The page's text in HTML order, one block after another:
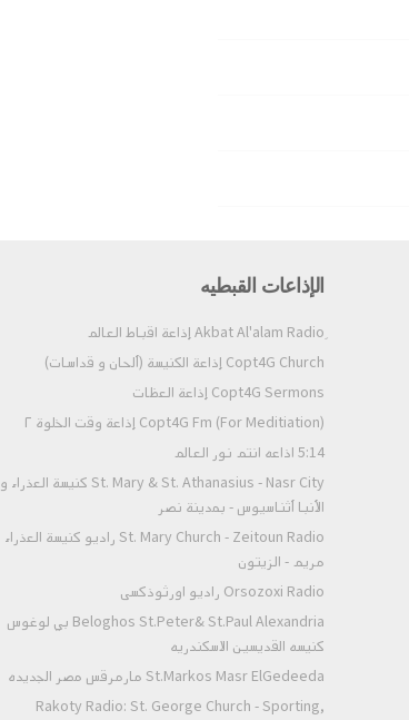
الإذاعات القبطيه
Copt4G Church إذاعة الكنيسة (ألحان و قداسات)
Copt4G Sermons إذاعة العظات
Copt4G Fm (For Meditiation) إذاعة وقت الخلوة ٢
5:14 اذاعه انتم نور العالم
St. Mary & St. Athanasius - Nasr City كنيسة العذراء و
الأنبا أثناسيوس - بمدينة نصر
St. Mary Church - Zeitoun Radio راديو كنيسة العذراء
مريم - الزيتون
Orsozoxi Radio راديو اورثوذكسى
Beloghos St.Peter& St.Paul Alexandria بي لوغوس
كنيسه القديسين الاسكندريه
St.Markos Masr ElGedeeda مارمرقس مصر الجديده
Rakoty Radio: St. George Church - Sporting,